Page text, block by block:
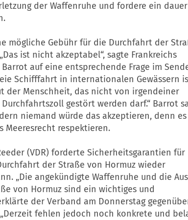
der Waffenruhe und fordere ein
mögliche Gebühr für die Durchfahrt der
ist nicht akzeptabel“, sagte Frankreichs
auf eine entsprechende Frage im
Schifffahrt in internationalen Gewässern
der Menschheit, das nicht von irgendeiner
gestört werden darf.“ Barrot
niemand würde das akzeptieren, denn es
Meeresrecht respektieren.
(VDR) forderte Sicherheitsgarantien für
der Straße von Hormuz wieder
„Die angekündigte Waffenruhe und die
von Hormuz sind ein wichtiges und
der Verband am Donnerstag
fehlen jedoch noch konkrete und